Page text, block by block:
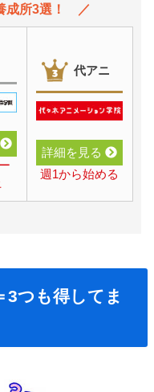
所3選！
代アニ
詳細を見る
週1から始める
3つも得してま